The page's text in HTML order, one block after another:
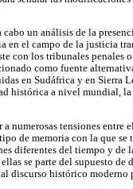
cabo un análisis de la
en el campo de la justicia
con los tribunales penales
como fuente
en Sudáfrica y en Sierra
histórica a nivel mundial,
numerosas tensiones
de memoria con la que se
diferentes del tiempo y de
se parte del supuesto
discurso histórico moderno